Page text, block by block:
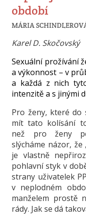
období
MÁRIA
Karel D. Skočovský
Sexuální prožívání
a výkonnost – v
a každá z nich
intenzitě a s jinými
Pro ženy, které do
mít tato kolísání
než pro ženy
slýcháme názor,
je vlastně
pohlavní styk v
strany uživatelek
v neplodném
manželem prostě
rády. Jak se dá